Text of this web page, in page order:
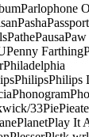
Parlophone
PashaPassport
PathePausaPaw
Penny Farthing
Philadelphia
PhilipsPhilips
Phonogram
33Pie
PlanetPlay It